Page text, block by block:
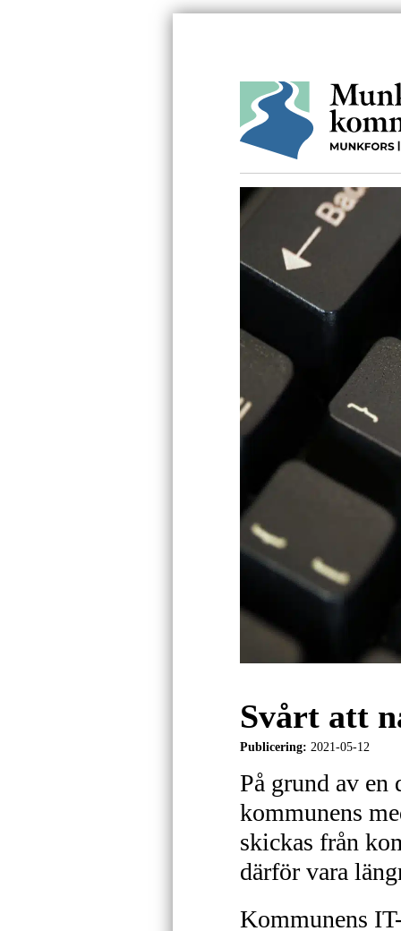
Svårt att
Publicering: 2021-05-12
På grund av
kommunens
skickas från
därför vara
Kommunens